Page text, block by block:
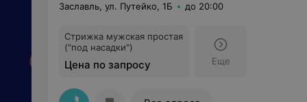
Заславль, ул. Путейко, 1Б до 20:00
Стрижка мужская простая
("под насадки")
Цена по запросу Еще